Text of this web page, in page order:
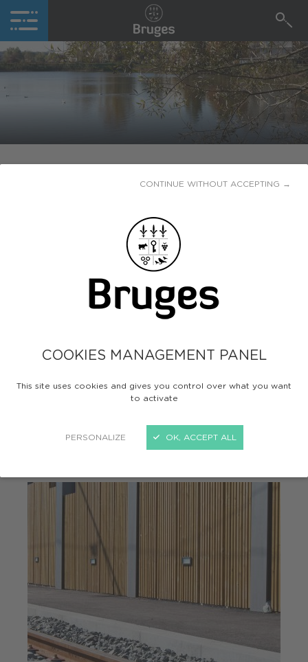
COOKIES MANAGEMENT PANEL
This site uses cookies and gives you control over what you want
to activate
PERSONALIZE
CONTINUE WITHOUT ACCEPTING →
OK, ACCEPT ALL
VIE PRATIQUE
PROPRETÉ & CADRE DE VIE